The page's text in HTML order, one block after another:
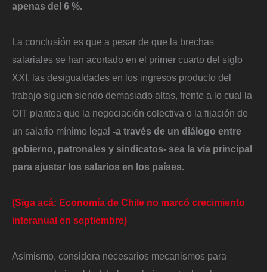
apenas del 6 %.
La conclusión es que a pesar de que la brechas
salariales se han acortado en el primer cuarto del siglo
XXI, las desigualdades en los ingresos producto del
trabajo siguen siendo demasiado altas, frente a lo cual la
OIT plantea que la negociación colectiva o la fijación de
un salario mínimo legal -a través de un diálogo entre
gobierno, patronales y sindicatos- sea la vía principal
para ajustar los salarios en los países.
(Siga acá: Economía de Chile no marcó crecimiento
interanual en septiembre)
Asimismo, considera necesarios mecanismos para